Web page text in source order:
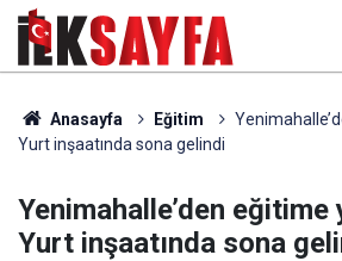
Anasayfa Eğitim
Yurt inşaatında sona gelindi
Yenimahalle’den eğitime
Yurt inşaatında sona